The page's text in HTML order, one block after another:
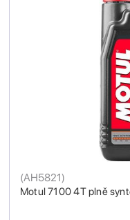
Motul 7100 4T plně
(AH5821)